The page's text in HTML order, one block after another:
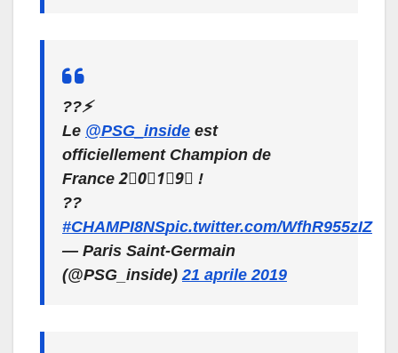
??⚡️
Le @PSG_inside est
officiellement Champion de
France 2⃣0⃣1⃣9⃣ !
??
#CHAMPI8NSpic.twitter.com/WfhR955zIZ
— Paris Saint-Germain
(@PSG_inside)21 aprile 2019